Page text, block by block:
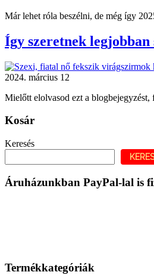
Már lehet róla beszélni, de még így
Így szeretnek legjobban
2024. március 12
Mielőtt elolvasod ezt a blogbejegyzést,
Kosár
Keresés
Áruházunkban PayPal-lal is
Termékkategóriák